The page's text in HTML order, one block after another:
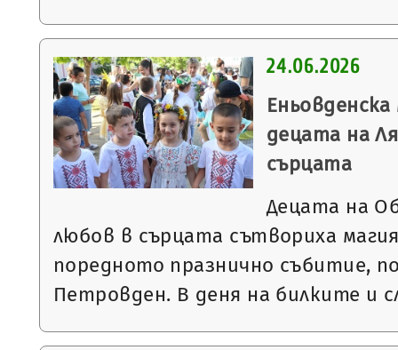
24.06.2026
децата на
сърцата
Децата на
любов в сърцата сътвориха
поредното празнично събитие,
Петровден. В деня на билките и